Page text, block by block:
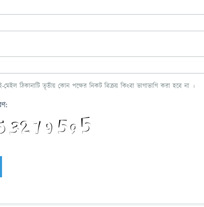
ঠিকানাটি তৃতীয় কোন পক্ষের নিকট বিক্রয় কিংবা ভাগাভাগি করা হবে না ।